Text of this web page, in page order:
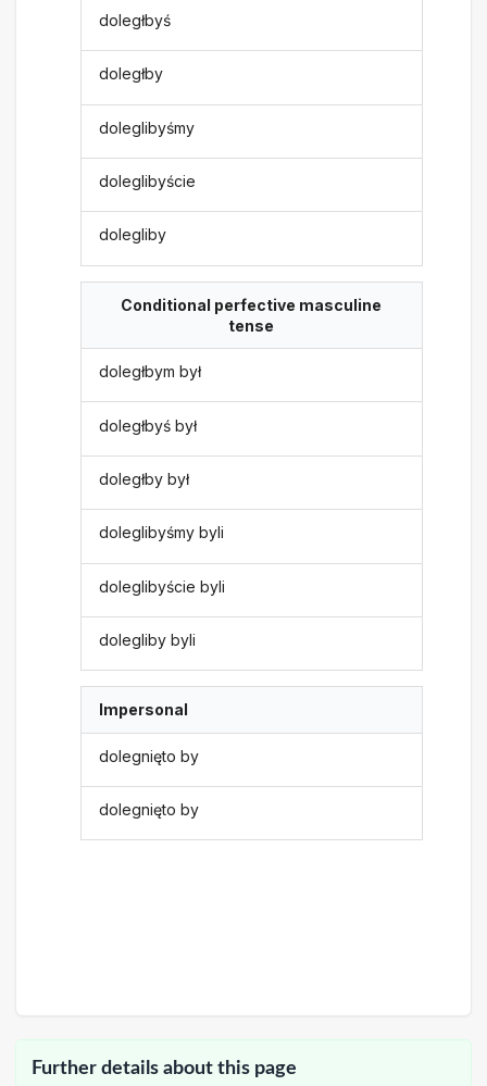
doległbyś
doległby
doleglibyśmy
doleglibyście
dolegliby
Conditional perfective masculine
tense
doległbym był
doległbyś był
doległby był
doleglibyśmy byli
doleglibyście byli
dolegliby byli
Impersonal
dolegnięto by
dolegnięto by
Further details about this page